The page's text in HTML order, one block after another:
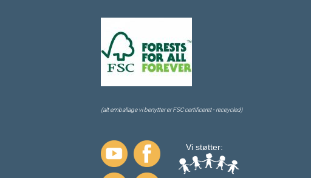
(alt emballage vi benytter er FSC certificeret - receycled)
Vi støtter: